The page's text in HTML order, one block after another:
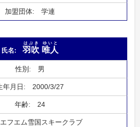
学連
羽吹
はぶき
唯人
ゆいと
男
2000/3/27
24
エフエム雪国スキークラブ